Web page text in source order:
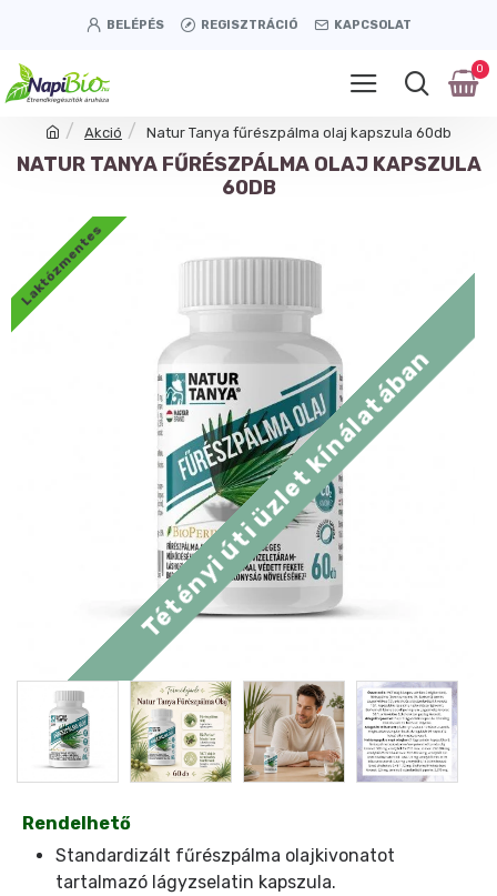
BELÉPÉS REGISZTRÁCIÓ KAPCSOLAT
0
Akció Natur Tanya fűrészpálma olaj kapszula 60db
NATUR TANYA FŰRÉSZPÁLMA OLAJ KAPSZULA
60DB
Laktózmentes
Tétényi úti üzlet kínálatában
Rendelhető
Standardizált fűrészpálma olajkivonatot
tartalmazó lágyzselatin kapszula.